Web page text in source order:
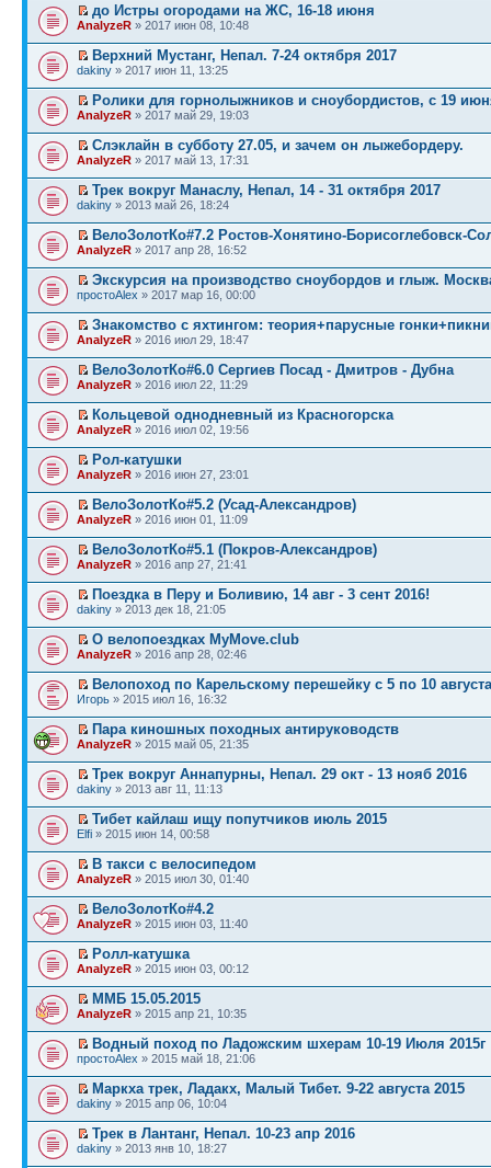
до Истры огородами на ЖС, 16-18 июня
AnalyzeR » 2017 июн 08, 10:48
Верхний Мустанг, Непал. 7-24 октября 2017
dakiny » 2017 июн 11, 13:25
Ролики для горнолыжников и сноубордистов, с 19
AnalyzeR » 2017 май 29, 19:03
Слэклайн в субботу 27.05, и зачем он лыжебордеру.
AnalyzeR » 2017 май 13, 17:31
Трек вокруг Манаслу, Непал, 14 - 31 октября 2017
dakiny » 2013 май 26, 18:24
ВелоЗолотКо#7.2 Ростов-Хонятино-Борисоглебовск-
AnalyzeR » 2017 апр 28, 16:52
Экскурсия на производство сноубордов и глыж.
простоAlex » 2017 мар 16, 00:00
Знакомство с яхтингом: теория+парусные
AnalyzeR » 2016 июл 29, 18:47
ВелоЗолотКо#6.0 Сергиев Посад - Дмитров - Дубна
AnalyzeR » 2016 июл 22, 11:29
Кольцевой однодневный из Красногорска
AnalyzeR » 2016 июл 02, 19:56
Рол-катушки
AnalyzeR » 2016 июн 27, 23:01
ВелоЗолотКо#5.2 (Усад-Александров)
AnalyzeR » 2016 июн 01, 11:09
ВелоЗолотКо#5.1 (Покров-Александров)
AnalyzeR » 2016 апр 27, 21:41
Поездка в Перу и Боливию, 14 авг - 3 сент 2016!
dakiny » 2013 дек 18, 21:05
О велопоездках MyMove.club
AnalyzeR » 2016 апр 28, 02:46
Велопоход по Карельскому перешейку с 5 по 10 августа
Игорь » 2015 июл 16, 16:32
Пара киношных походных антируководств
AnalyzeR » 2015 май 05, 21:35
Трек вокруг Аннапурны, Непал. 29 окт - 13 нояб 2016
dakiny » 2013 авг 11, 11:13
Тибет кайлаш ищу попутчиков июль 2015
Elfi » 2015 июн 14, 00:58
В такси с велосипедом
AnalyzeR » 2015 июл 30, 01:40
ВелоЗолотКо#4.2
AnalyzeR » 2015 июн 03, 11:40
Ролл-катушка
AnalyzeR » 2015 июн 03, 00:12
ММБ 15.05.2015
AnalyzeR » 2015 апр 21, 10:35
Водный поход по Ладожским шхерам 10-19 Июля 2015г
простоAlex » 2015 май 18, 21:06
Маркха трек, Ладакх, Малый Тибет. 9-22 августа 2015
dakiny » 2015 апр 06, 10:04
Трек в Лантанг, Непал. 10-23 апр 2016
dakiny » 2013 янв 10, 18:27